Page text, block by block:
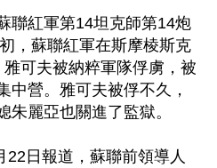
聯紅軍第14坦克師第14炮
，蘇聯紅軍在斯摩棱斯克
可夫被納粹軍隊俘虜，被
中營。雅可夫被俘不久，
朱麗亞也關進了監獄。
日報道，蘇聯前領導人